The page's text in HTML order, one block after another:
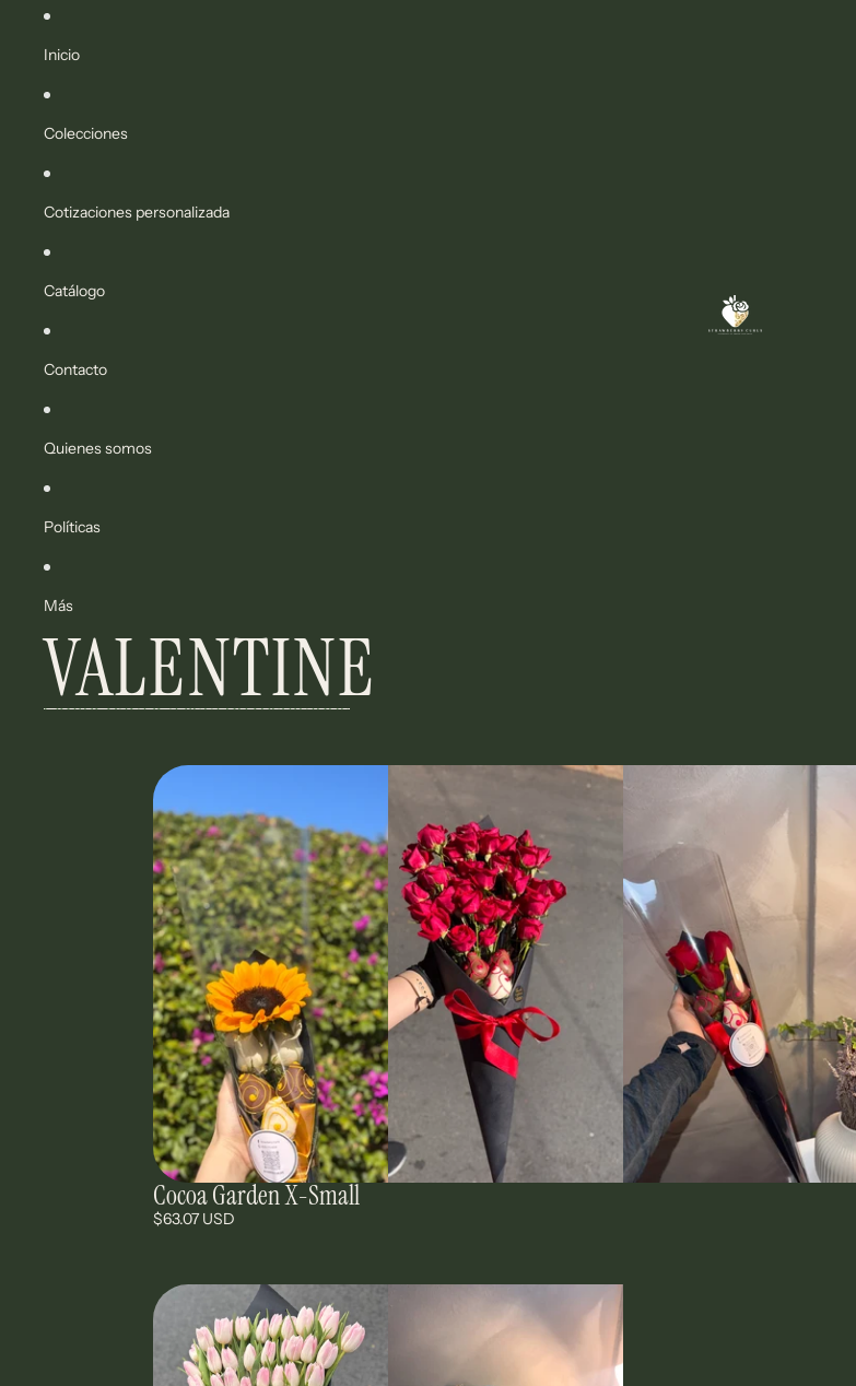
Inicio
Colecciones
Cotizaciones personalizada
Catálogo
Contacto
Quienes somos
Políticas
Más
VALENTINE
Omitir para ir a lista de resultados
Cocoa Garden X-Small
$63.07 USD